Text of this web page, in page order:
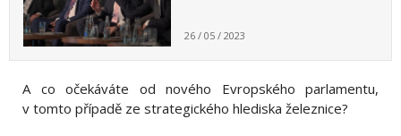
26 / 05 / 2023
A co očekáváte od nového Evropského parlamentu,
v tomto případě ze strategického hlediska železnice?